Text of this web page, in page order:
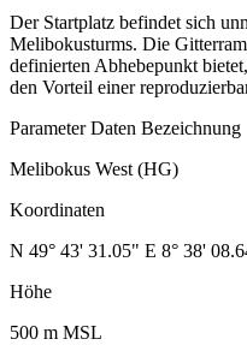
Der Startplatz befindet sich
Melibokusturms. Die
definierten Abhebepunkt
den Vorteil einer
Parameter Daten Bezeichnung
Melibokus West (HG)
Koordinaten
N 49° 43' 31.05" E 8° 38'
Höhe
500 m MSL